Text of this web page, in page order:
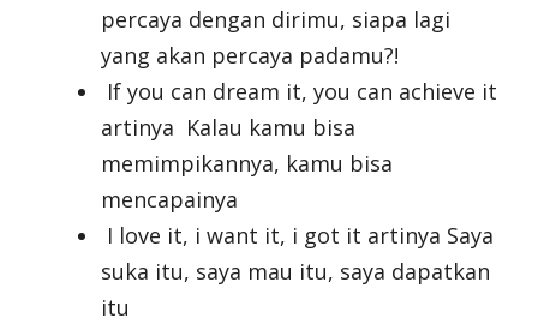
percaya dengan dirimu, siapa lagi
yang akan percaya padamu?!
If you can dream it, you can achieve it
artinya Kalau kamu bisa
memimpikannya, kamu bisa
mencapainya
I love it, i want it, i got it artinya Saya
suka itu, saya mau itu, saya dapatkan
itu